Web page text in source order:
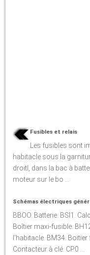
Fusibles et relais
Les fusibles sont
habitacle sous la
droitl, dans la bac à
moteur sur le bo ...
Schémas électriques
BBOO. Batterie. BSI1.
Boîtier maxi-fusible.
l'habitacle. BM34. Boitier
Contacteur à clé. CP0 ...